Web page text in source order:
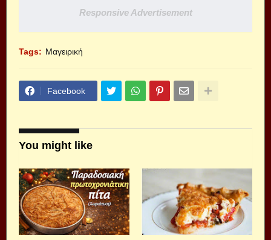
Responsive Advertisement
Tags: Μαγειρική
Facebook
You might like